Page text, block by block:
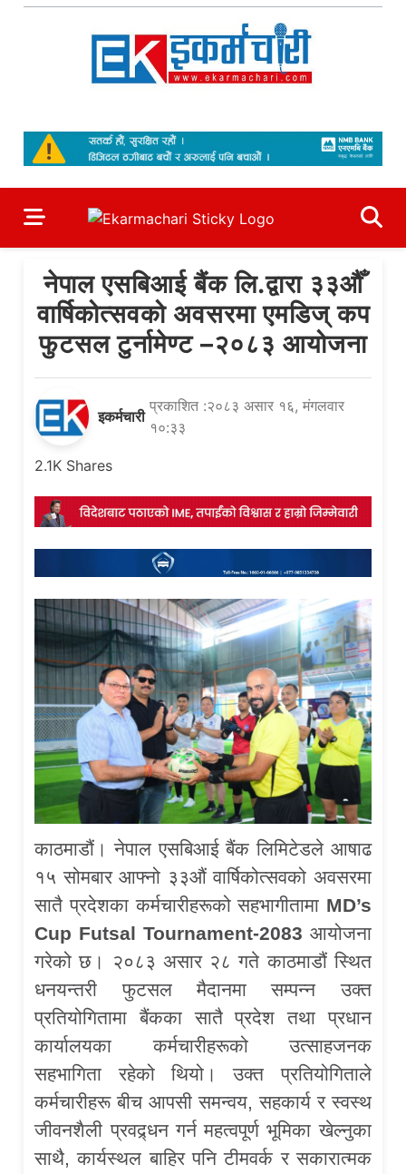
Skip
नेपाल एसबिआई बैंक लि.द्वारा ३३औँ
वार्षिकोत्सवको अवसरमा एमडिज् कप
फुटसल टुर्नामेण्ट –२०८३ आयोजना
इकर्मचारी
प्रकाशित :२०८३ असार १६, मंगलवार
१०:३३
2.1K Shares
काठमाडौं। नेपाल एसबिआई बैंक लिमिटेडले आषाढ
१५ सोमबार आफ्नो ३३औं वार्षिकोत्सवको अवसरमा
सातै प्रदेशका कर्मचारीहरूको सहभागीतामा MD’s
Cup Futsal Tournament-2083 आयोजना
गरेको छ। २०८३ असार २८ गते काठमाडौं स्थित
धनयन्तरी फुटसल मैदानमा सम्पन्न उक्त
प्रतियोगितामा बैंकका सातै प्रदेश तथा प्रधान
कार्यालयका कर्मचारीहरूको उत्साहजनक
सहभागिता रहेको थियो। उक्त प्रतियोगिताले
कर्मचारीहरू बीच आपसी समन्वय, सहकार्य र स्वस्थ
जीवनशैली प्रवद्र्धन गर्न महत्वपूर्ण भूमिका खेल्नुका
साथै, कार्यस्थल बाहिर पनि टीमवर्क र सकारात्मक